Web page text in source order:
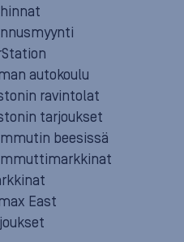
autokoulu
ravintolat
tarjoukset
beesissä
East